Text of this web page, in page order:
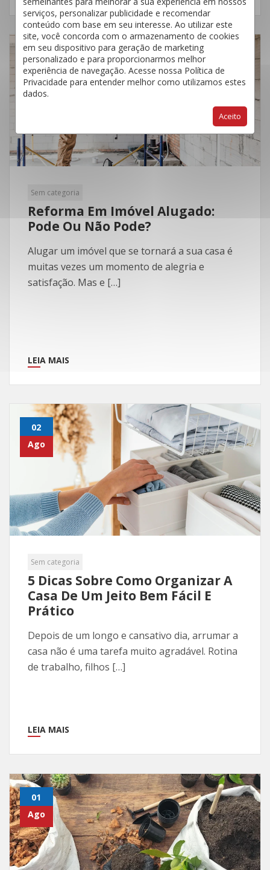
serviços, personalizar publicidade e recomendar
conteúdo com base em seu interesse. Ao utilizar este
site, você concorda com o armazenamento de cookies
em seu dispositivo para geração de marketing
personalizado e para proporcionarmos melhor
experiência de navegação. Acesse nossa Política de
Privacidade para entender melhor como utilizamos estes
dados.
Aceito
02
Ago
Sem categoria
Reforma Em Imóvel Alugado:
Pode Ou Não Pode?
Alugar um imóvel que se tornará a sua casa é
muitas vezes um momento de alegria e
satisfação. Mas e […]
LEIA MAIS
02
Ago
Sem categoria
5 Dicas Sobre Como Organizar A
Casa De Um Jeito Bem Fácil E
Prático
Depois de um longo e cansativo dia, arrumar a
casa não é uma tarefa muito agradável. Rotina
de trabalho, filhos […]
LEIA MAIS
01
Ago